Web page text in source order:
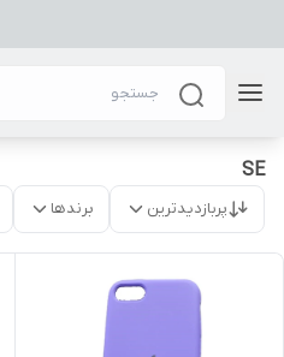
SE
پربازدیدترین برندها